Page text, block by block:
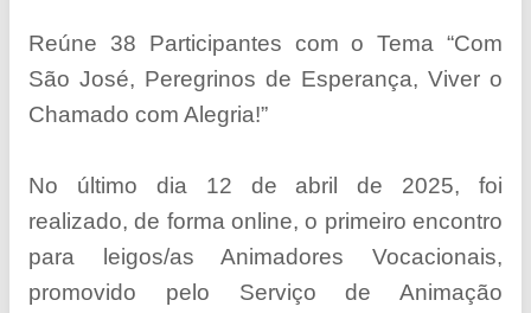
Reúne 38 Participantes com o Tema “Com
São José, Peregrinos de Esperança, Viver o
Chamado com Alegria!”
No último dia 12 de abril de 2025, foi
realizado, de forma online, o primeiro encontro
para leigos/as Animadores Vocacionais,
promovido pelo Serviço de Animação